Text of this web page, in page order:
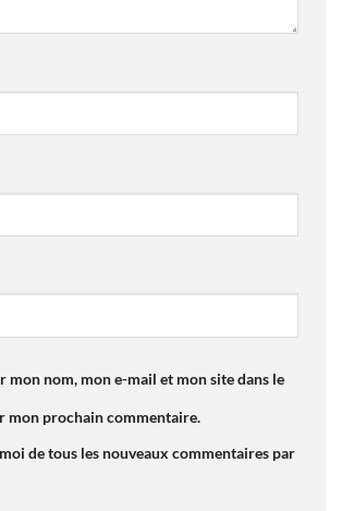
mon nom, mon e-mail et mon site dans le
mon prochain commentaire.
de tous les nouveaux commentaires par